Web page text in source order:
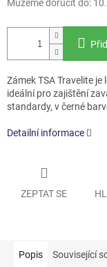
Můžeme doručit do:
Zámek TSA Travelite
ideální pro zajištění
standardy, v černé
Detailní informace
ZEPTAT SE
Popis Související